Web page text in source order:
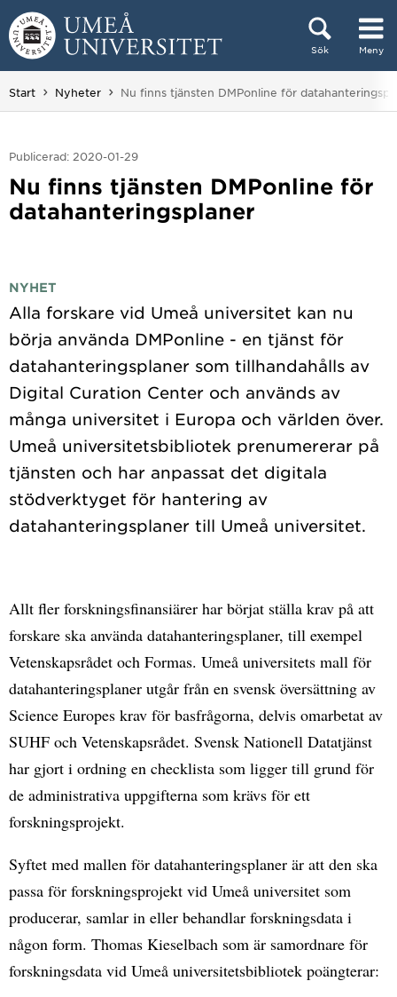
Hoppa direkt till innehållet
Sök Meny
Huvudmenyn dold.
Start Nyheter Du är här:
Nu finns tjänsten DMPonline för
Publicerad: 2020-01-29
Nu finns tjänsten DMPonline för
datahanteringsplaner
NYHET
Alla forskare vid Umeå universitet kan nu
börja använda DMPonline - en tjänst för
datahanteringsplaner som tillhandahålls av
Digital Curation Center och används av
många universitet i Europa och världen över.
Umeå universitetsbibliotek prenumererar på
tjänsten och har anpassat det digitala
stödverktyget för hantering av
Allt fler forskningsfinansiärer har börjat ställa krav på att
forskare ska använda datahanteringsplaner, till exempel
Vetenskapsrådet och Formas. Umeå universitets mall för
datahanteringsplaner utgår från en svensk översättning av
Science Europes krav för basfrågorna, delvis omarbetat av
SUHF och Vetenskapsrådet. Svensk Nationell Datatjänst
har gjort i ordning en checklista som ligger till grund för
de administrativa uppgifterna som krävs för ett
forskningsprojekt.
Syftet med mallen för datahanteringsplaner är att den ska
passa för forskningsprojekt vid Umeå universitet som
producerar, samlar in eller behandlar forskningsdata i
någon form. Thomas Kieselbach som är samordnare för
forskningsdata vid Umeå universitetsbibliotek poängterar: